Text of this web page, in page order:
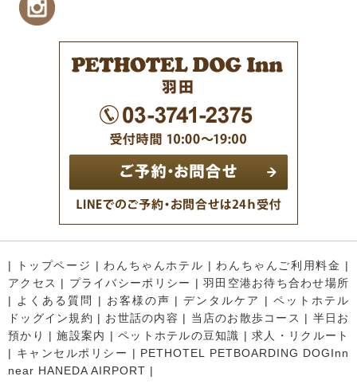
| トップページ | わんちゃんホテル | わんちゃんご利用料金 |
アクセス | プライバシーポリシー | 羽田空港お待ち合わせ場所
|
よくある質問 | お客様の声 |デンタルケア |ペットホテル
ドッグイン規約 | お世話の内容 | 当店のお散歩コース | 半日お
預かり
|施設案内 | ペットホテルの豆知識 |求人・リクルート
| キャンセルポリシー | PETHOTEL PETBOARDING DOGInn
near HANEDA AIRPORT |